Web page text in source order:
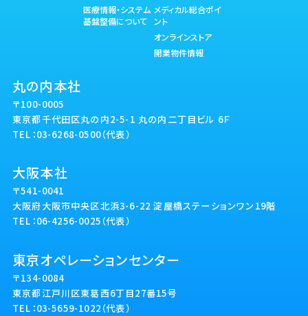
丸の内本社
〒100-0005
東京都千代田区丸の内2-5-1 丸の内二丁目ビル 6Ｆ
TEL：03-6268-0500（代表）
大阪本社
〒541-0041
大阪府大阪市中央区北浜3-6-22 淀屋橋ステーションワン19階
TEL：06-4256-0025（代表）
東京オペレーションセンター
〒134-0084
東京都江戸川区東葛西6丁目27番15号
TEL：03-5659-1022（代表）
医療情報・システム
基盤整備について
メディカル総合ポイ
ント
オンラインストア
開業物件情報